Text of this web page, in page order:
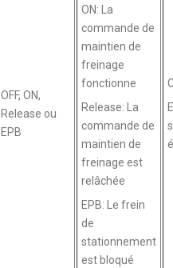
OFF, ON,
Release ou
EPB
ON: La
commande de
maintien de
freinage
fonctionne
Release: La
commande de
maintien de
freinage est
relâchée
EPB: Le frein
de
stationnement
est bloqué